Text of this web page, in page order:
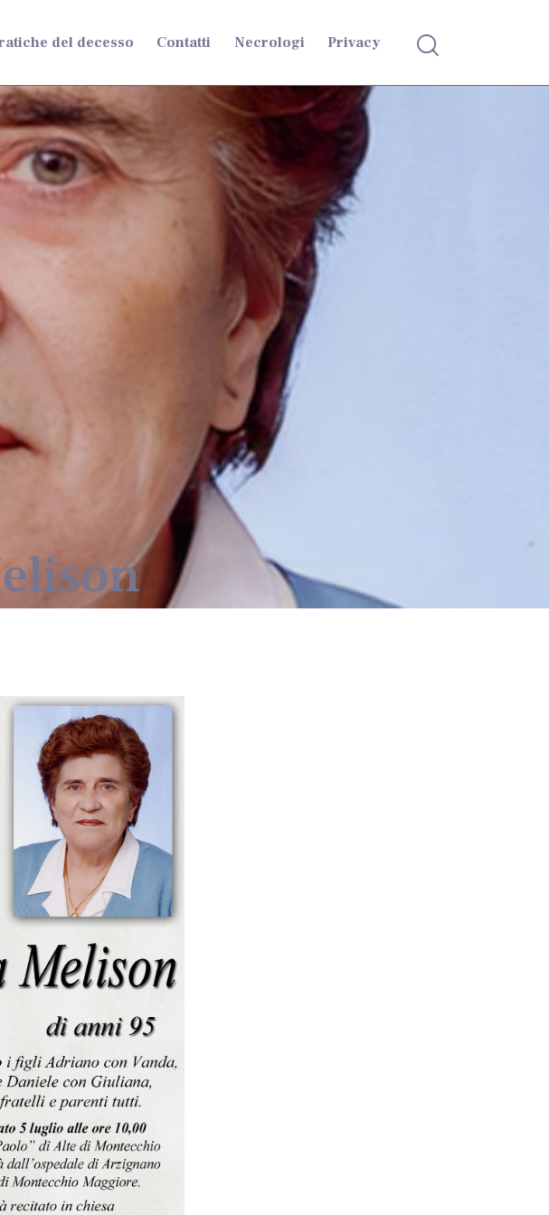
del decesso Contatti Necrologi Privacy